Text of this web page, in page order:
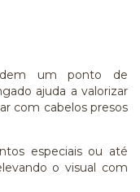
um ponto de
ajuda a valorizar
com cabelos presos
especiais ou até
o visual com